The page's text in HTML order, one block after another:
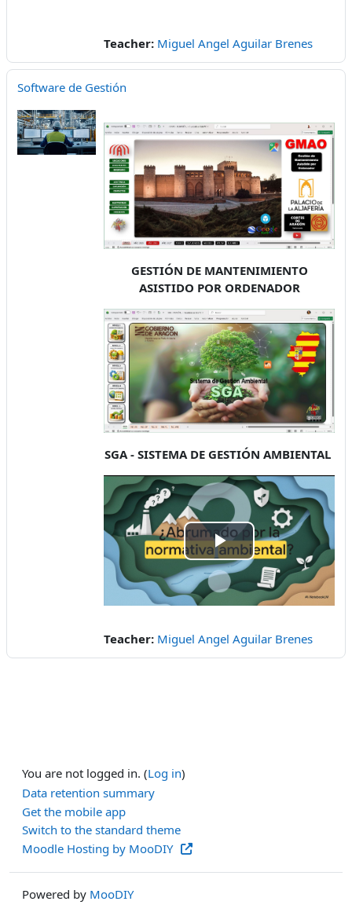
Teacher: Miguel Angel Aguilar Brenes
Software de Gestión
GESTIÓN DE MANTENIMIENTO
ASISTIDO POR ORDENADOR
SGA - SISTEMA DE GESTIÓN AMBIENTAL
Play
Video
Teacher: Miguel Angel Aguilar Brenes
You are not logged in. (Log in)
Data retention summary
Get the mobile app
Switch to the standard theme
Moodle Hosting by MooDIY
Powered by MooDIY